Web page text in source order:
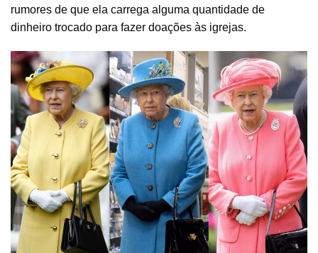
rumores de que ela carrega alguma quantidade de
dinheiro trocado para fazer doações às igrejas.